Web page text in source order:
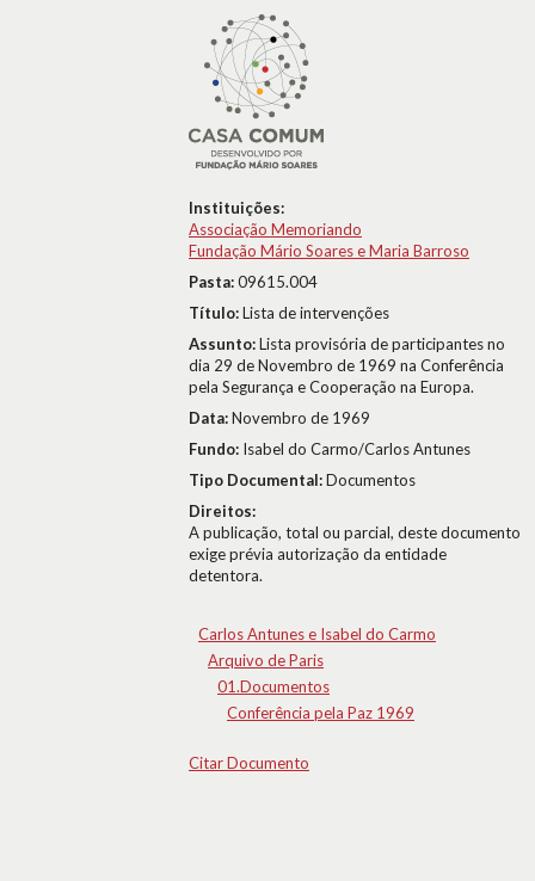
Instituições:
Associação Memoriando
Fundação Mário Soares e Maria Barroso
Pasta:09615.004
Título:Lista de intervenções
Assunto:Lista provisória de participantes no
dia 29 de Novembro de 1969 na Conferência
pela Segurança e Cooperação na Europa.
Data:Novembro de 1969
Fundo: Isabel do Carmo/Carlos Antunes
Tipo Documental:Documentos
Direitos:
A publicação, total ou parcial, deste documento
exige prévia autorização da entidade
detentora.
Carlos Antunes e Isabel do Carmo
Arquivo de Paris
01.Documentos
Conferência pela Paz 1969
Citar Documento